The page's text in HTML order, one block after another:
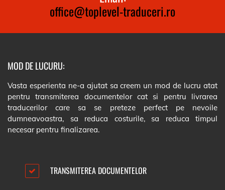
office@toplevel-traduceri.ro
MOD DE LUCURU:
Vasta esperienta ne-a ajutat sa creem un mod de lucru atat
pentru transmiterea documentelor cat si pentru livrarea
traducerilor care sa se preteze perfect pe nevoile
dumneavoastra, sa reduca costurile, sa reduca timpul
necesar pentru finalizarea.
TRANSMITEREA DOCUMENTELOR